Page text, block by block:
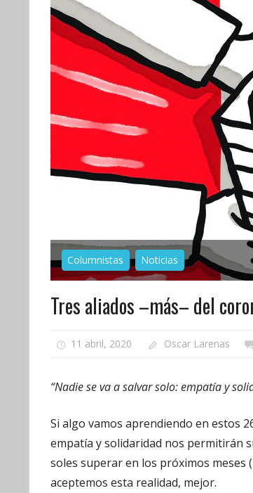
Columnistas Noticias
Tres aliados –más– del
11 abril, 2020 Oscar Larenas
“Nadie se va a salvar solo: empatía y
Si algo vamos aprendiendo en estos
empatía y solidaridad nos permitirán
soles superar en los próximos
aceptemos esta realidad, mejor.